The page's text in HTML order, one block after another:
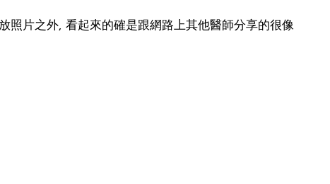
照片之外, 看起來的確是跟網路上其他醫師分享的很像